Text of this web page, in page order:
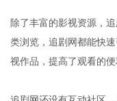
除了丰富的影视资源，
类浏览，追剧网都能快
视作品，提高了观看的便